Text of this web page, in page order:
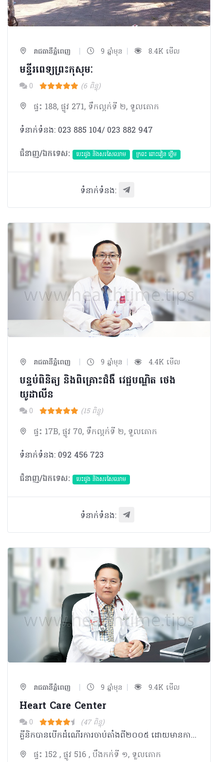
រាជធានីភ្នំពេញ | 9 ឆ្នាំមុន | 8.4K មើល
មន្ទីរពេទ្យព្រះកុសុមៈ
0 (6 ពិន្ទុ)
ផ្ទះ 188, ផ្លូវ 271, ទឹកល្អក់ទី ២, ទួលគោក
ទំនាក់ទំនង: 023 885 104/ 023 882 947
ជំនាញ/ឯកទេស:
បេះដូង​ និងសរសៃឈាម ក្រពះ ពោះវៀន ថ្លើម
ទំនាក់ទំនង:
រាជធានីភ្នំពេញ | 9 ឆ្នាំមុន | 4.4K មើល
បន្ទប់ពិនិត្យ​ និងពិគ្រោះជំងឺ វេជ្ជបណ្ឌិត ថេង
យូដាលីន
0 (15 ពិន្ទុ)
ផ្ទះ 17B, ផ្លូវ 70, ទឹកល្អក់ទី ២, ទួលគោក
ទំនាក់ទំនង: 092 456 723
ជំនាញ/ឯកទេស:
បេះដូង​ និងសរសៃឈាម
ទំនាក់ទំនង:
រាជធានីភ្នំពេញ | 9 ឆ្នាំមុន | 9.4K មើល
Heart Care Center
0 (47 ពិន្ទុ)
គ្លីនិកបានបើកដំណើរការចាប់តាំងពី​២០០៥ ដោយមានការផ្តល់សេវាដល់អ្នកជំងឺ​ផ្នែកជំងឺបេះដូង សរសៃឈាម​​ជាមួយនឹងទំនុកនិងការយកចិត្តទុកដាក់ខ្ពស់។​
ផ្ទះ 152 , ផ្លូវ 516 , បឹងកក់ទី ១, ទួលគោក